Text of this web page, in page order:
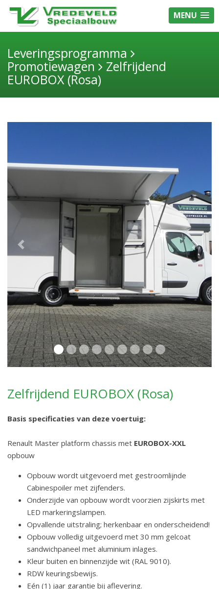
MENU
Leveringsprogramma
Promotiewagen Zelfrijdend
EUROBOX (Rosa)
Previous Next
Zelfrijdend EUROBOX (Rosa)
Basis specificaties van deze voertuig:
Renault Master platform chassis met EUROBOX-XXL
opbouw
Opbouw wordt uitgevoerd met gestroomlijnde
Cabinespoiler met zijfenders.
Onderzijde van opbouw wordt voorzien zijskirts met
LED markeringslampen.
Opvallende uitstraling; herkenbaar en onderscheidend!
Opbouw volledig uitgevoerd met 30 mm gelcoat
sandwichpaneel met aluminium inlages.
Kleur buiten en binnenzijde wit (RAL 9010).
RDW keuringsbewijs.
Eén (1) jaar garantie bij aflevering.